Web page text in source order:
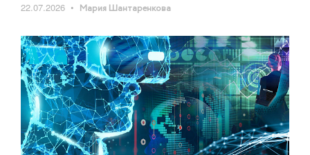
22.07.2026 • Мария Шантаренкова